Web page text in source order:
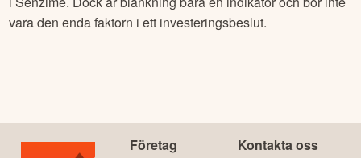
vara den enda faktorn i ett investeringsbeslut.
Företag Kontakta oss